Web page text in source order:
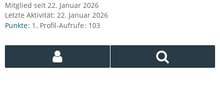
Mitglied seit 22. Januar 2026
Letzte Aktivität: 22. Januar 2026
Punkte 1 Profil-Aufrufe 103